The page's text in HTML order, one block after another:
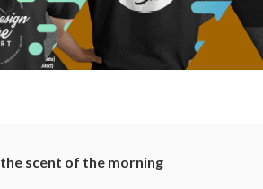
the scent of the morning